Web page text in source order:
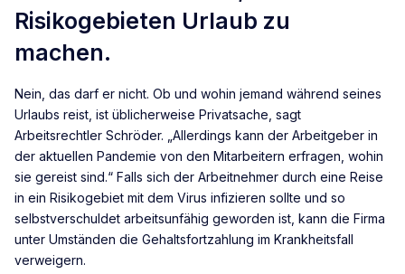
Risikogebieten Urlaub zu
machen.
Nein, das darf er nicht. Ob und wohin jemand während seines
Urlaubs reist, ist üblicherweise Privatsache, sagt
Arbeitsrechtler Schröder. „Allerdings kann der Arbeitgeber in
der aktuellen Pandemie von den Mitarbeitern erfragen, wohin
sie gereist sind.“ Falls sich der Arbeitnehmer durch eine Reise
in ein Risikogebiet mit dem Virus infizieren sollte und so
selbstverschuldet arbeitsunfähig geworden ist, kann die Firma
unter Umständen die Gehaltsfortzahlung im Krankheitsfall
verweigern.